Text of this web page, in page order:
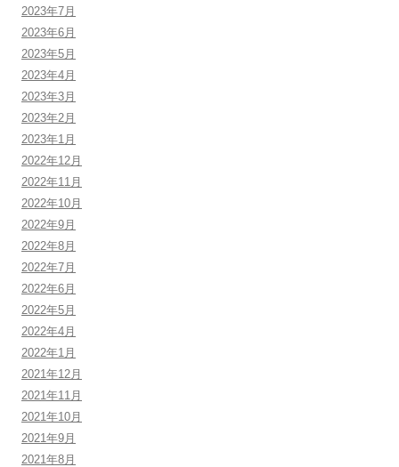
2023年7月
2023年6月
2023年5月
2023年4月
2023年3月
2023年2月
2023年1月
2022年12月
2022年11月
2022年10月
2022年9月
2022年8月
2022年7月
2022年6月
2022年5月
2022年4月
2022年1月
2021年12月
2021年11月
2021年10月
2021年9月
2021年8月